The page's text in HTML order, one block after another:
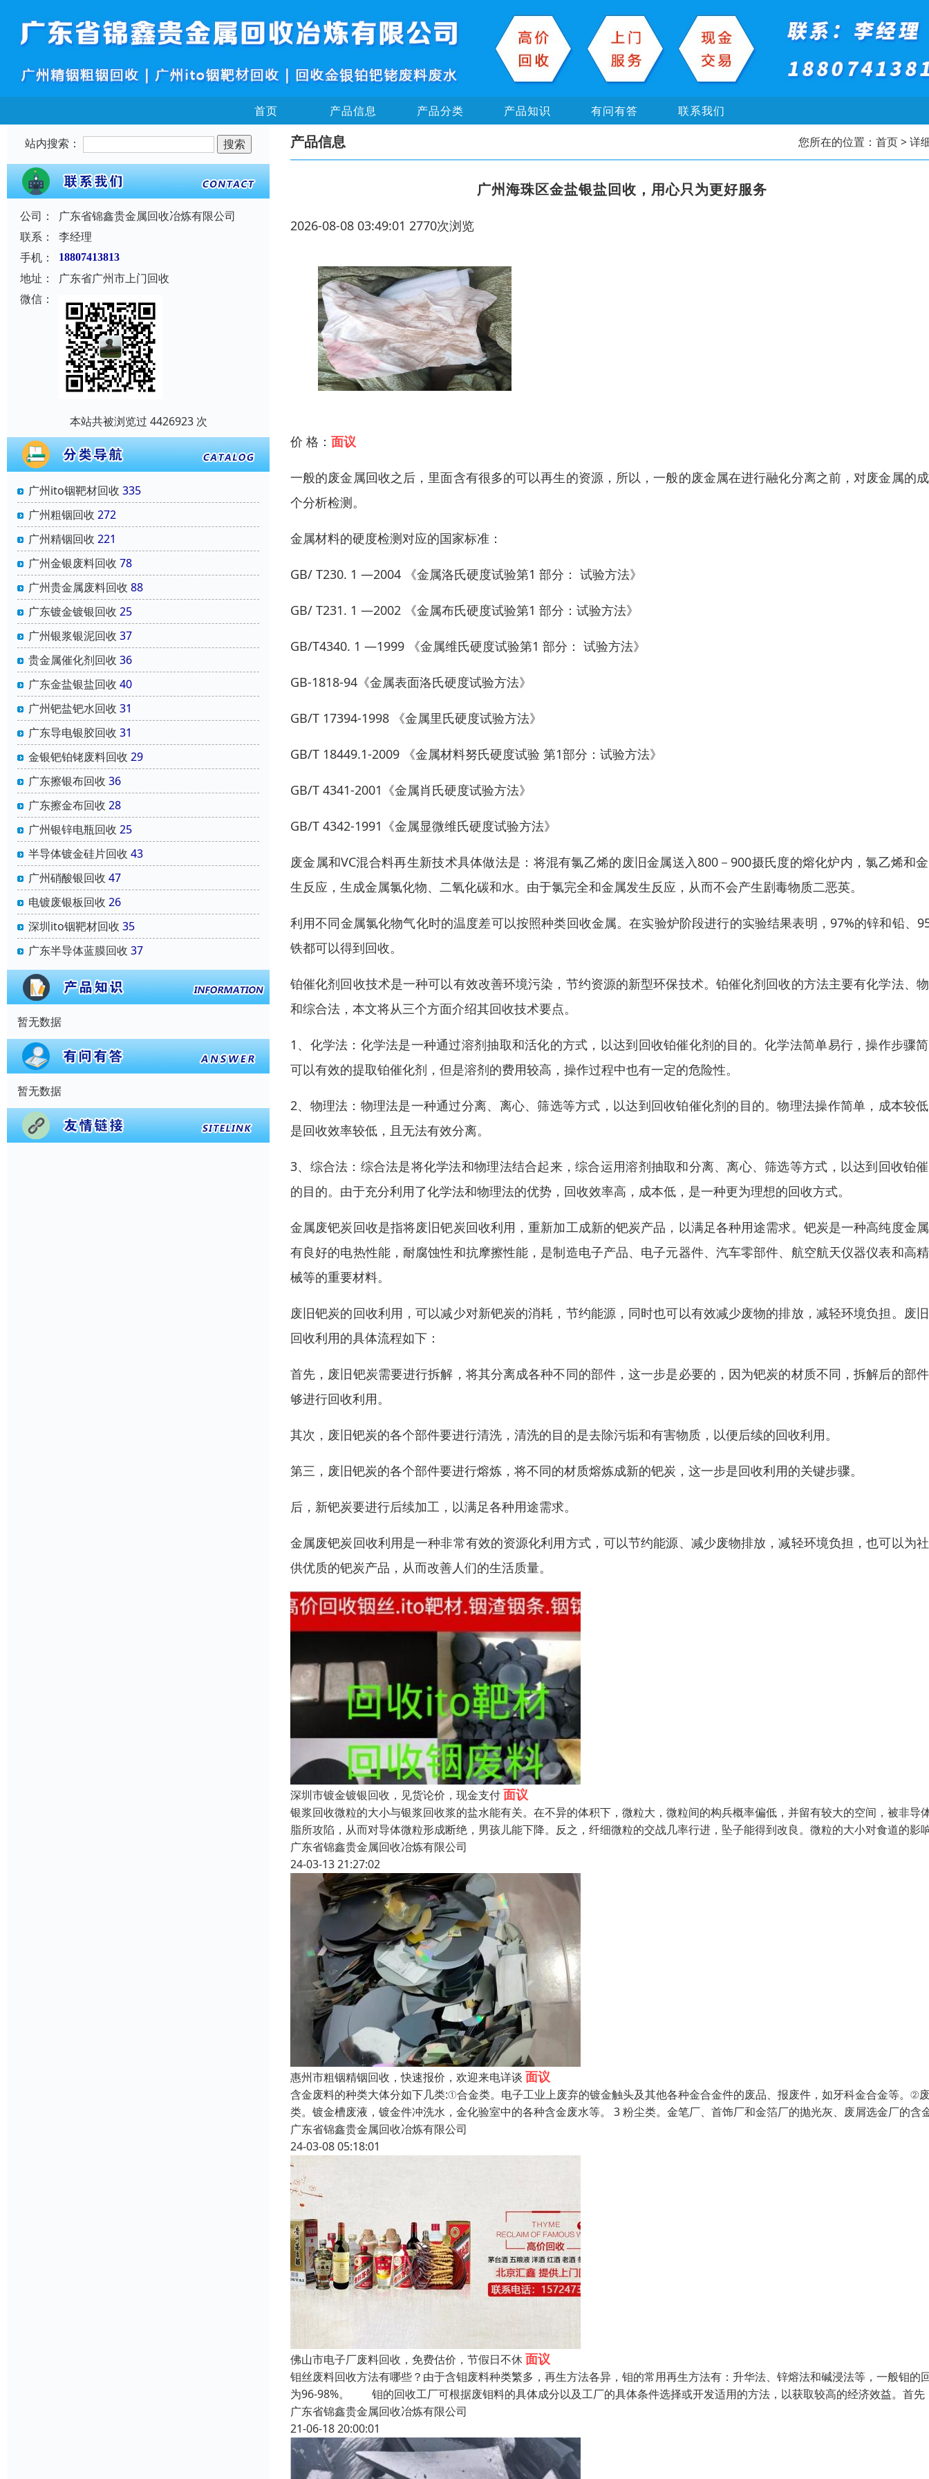
首页 产品信息 产品分类 产品知识 有问有答 联系我们
站内搜索：
公司：
广东省锦鑫贵金属回收冶炼有限公司
联系：
李经理
手机：
18807413813
地址：
广东省广州市上门回收
微信：
本站共被浏览过 4426923 次
广州ito铟靶材回收 335
广州粗铟回收 272
广州精铟回收 221
广州金银废料回收 78
广州贵金属废料回收 88
广东镀金镀银回收 25
广州银浆银泥回收 37
贵金属催化剂回收 36
广东金盐银盐回收 40
广州钯盐钯水回收 31
广东导电银胶回收 31
金银钯铂铑废料回收 29
广东擦银布回收 36
广东擦金布回收 28
广州银锌电瓶回收 25
半导体镀金硅片回收 43
广州硝酸银回收 47
电镀废银板回收 26
深圳ito铟靶材回收 35
广东半导体蓝膜回收 37
暂无数据
暂无数据
产品信息 您所在的位置： 首页> 详
广州海珠区金盐银盐回收，用心只为更好服务
2026-08-08 03:49:01 2770次浏览
价 格： 面议
一般的废金属回收之后，里面含有很多的可以再生的资源，所以，一般的废金属在进行融化分离之前，对废金属的
个分析检测。
金属材料的硬度检测对应的国家标准：
GB/ T230. 1 —2004 《金属洛氏硬度试验第1 部分： 试验方法》
GB/ T231. 1 —2002 《金属布氏硬度试验第1 部分：试验方法》
GB/T4340. 1 —1999 《金属维氏硬度试验第1 部分： 试验方法》
GB-1818-94《金属表面洛氏硬度试验方法》
GB/T 17394-1998 《金属里氏硬度试验方法》
GB/T 18449.1-2009 《金属材料努氏硬度试验 第1部分：试验方法》
GB/T 4341-2001《金属肖氏硬度试验方法》
GB/T 4342-1991《金属显微维氏硬度试验方法》
废金属和VC混合料再生新技术具体做法是：将混有氯乙烯的废旧金属送入800－900摄氏度的熔化炉内，氯乙烯和
生反应，生成金属氯化物、二氧化碳和水。由于氯完全和金属发生反应，从而不会产生剧毒物质二恶英。
利用不同金属氯化物气化时的温度差可以按照种类回收金属。在实验炉阶段进行的实验结果表明，97%的锌和铅、
铁都可以得到回收。
铂催化剂回收技术是一种可以有效改善环境污染，节约资源的新型环保技术。铂催化剂回收的方法主要有化学法、
和综合法，本文将从三个方面介绍其回收技术要点。
1、化学法：化学法是一种通过溶剂抽取和活化的方式，以达到回收铂催化剂的目的。化学法简单易行，操作步骤
可以有效的提取铂催化剂，但是溶剂的费用较高，操作过程中也有一定的危险性。
2、物理法：物理法是一种通过分离、离心、筛选等方式，以达到回收铂催化剂的目的。物理法操作简单，成本较
是回收效率较低，且无法有效分离。
3、综合法：综合法是将化学法和物理法结合起来，综合运用溶剂抽取和分离、离心、筛选等方式，以达到回收铂
的目的。由于充分利用了化学法和物理法的优势，回收效率高，成本低，是一种更为理想的回收方式。
金属废钯炭回收是指将废旧钯炭回收利用，重新加工成新的钯炭产品，以满足各种用途需求。钯炭是一种高纯度金
有良好的电热性能，耐腐蚀性和抗摩擦性能，是制造电子产品、电子元器件、汽车零部件、航空航天仪器仪表和高
械等的重要材料。
废旧钯炭的回收利用，可以减少对新钯炭的消耗，节约能源，同时也可以有效减少废物的排放，减轻环境负担。废
回收利用的具体流程如下：
首先，废旧钯炭需要进行拆解，将其分离成各种不同的部件，这一步是必要的，因为钯炭的材质不同，拆解后的部
够进行回收利用。
其次，废旧钯炭的各个部件要进行清洗，清洗的目的是去除污垢和有害物质，以便后续的回收利用。
第三，废旧钯炭的各个部件要进行熔炼，将不同的材质熔炼成新的钯炭，这一步是回收利用的关键步骤。
后，新钯炭要进行后续加工，以满足各种用途需求。
金属废钯炭回收利用是一种非常有效的资源化利用方式，可以节约能源、减少废物排放，减轻环境负担，也可以为
供优质的钯炭产品，从而改善人们的生活质量。
深圳市镀金镀银回收，见货论价，现金支付面议
银浆回收微粒的大小与银浆回收浆的盐水能有关。在不异的体积下，微粒大，微粒间的构兵概率偏低，并留有较大的空间，被非导
脂所攻陷，从而对导体微粒形成断绝，男孩儿能下降。反之，纤细微粒的交战几率行进，坠子能得到改良。微粒的大小对食道的影
广东省锦鑫贵金属回收冶炼有限公司
24-03-13 21:27:02
惠州市粗铟精铟回收，快速报价，欢迎来电详谈 面议
含金废料的种类大体分如下几类:①合金类。电子工业上废弃的镀金触头及其他各种金合金件的废品、报废件，如牙科金合金等。②
类。镀金槽废液，镀金件冲洗水，金化验室中的各种含金废水等。 3 粉尘类。金笔厂、首饰厂和金箔厂的抛光灰、废屑选金厂的含
广东省锦鑫贵金属回收冶炼有限公司
24-03-08 05:18:01
佛山市电子厂废料回收，免费估价，节假日不休面议
钼丝废料回收方法有哪些？由于含钼废料种类繁多，再生方法各异，钼的常用再生方法有：升华法、锌熔法和碱浸法等，一般钼的
为96-98%。 钼的回收工厂可根据废钼料的具体成分以及工厂的具体条件选择或开发适用的方法，以获取较高的经济效益。首先
广东省锦鑫贵金属回收冶炼有限公司
21-06-18 20:00:01